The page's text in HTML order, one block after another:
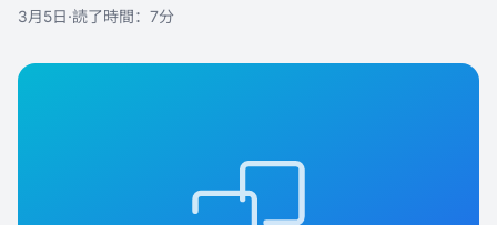
3月5日·読了時間：7分